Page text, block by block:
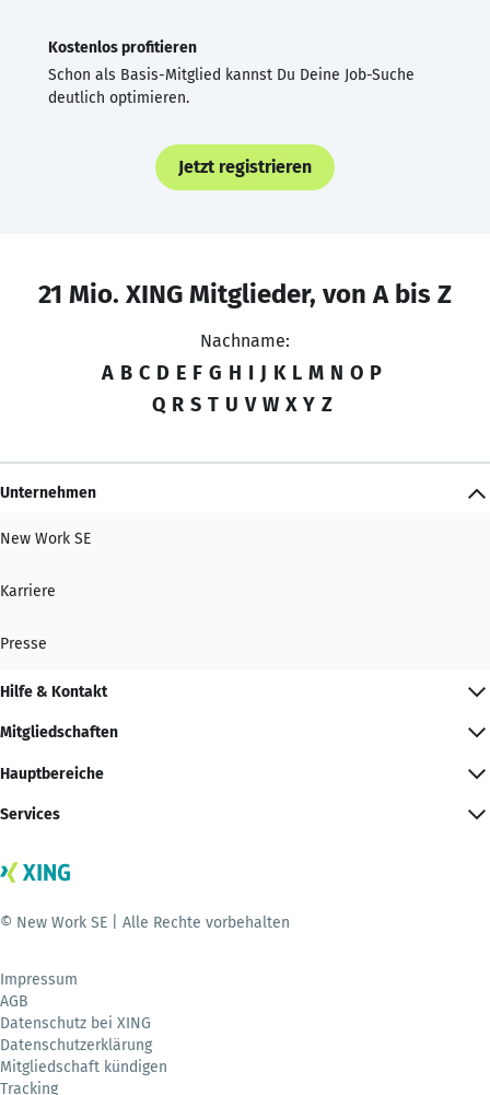
Kostenlos profitieren
Schon als Basis-Mitglied kannst Du Deine Job-Suche
deutlich optimieren.
Jetzt registrieren
21 Mio. XING Mitglieder, von A bis Z
Nachname:
A B C D E F G H I J K L M N O P
Q R S T U V W X Y Z
Unternehmen
New Work SE
Karriere
Presse
Hilfe & Kontakt
Mitgliedschaften
Hauptbereiche
Services
© New Work SE | Alle Rechte vorbehalten
Impressum
AGB
Datenschutz bei XING
Datenschutzerklärung
Mitgliedschaft kündigen
Tracking